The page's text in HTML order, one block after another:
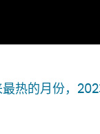
热的月份，